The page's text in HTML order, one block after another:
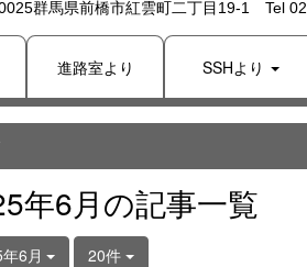
群馬県前橋市紅雲町二丁目19-1 Tel
進路室より SSHより
年6月の記事一覧
6月 20件